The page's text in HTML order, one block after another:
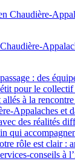
: des
pour le
à la
Appalaches et
des réalités
qui
rôle est clair :
conseils à